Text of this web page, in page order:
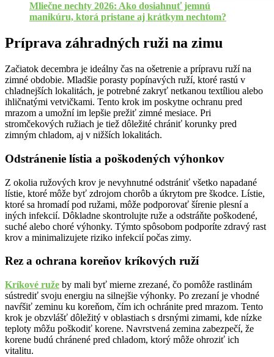
Mliečne nechty 2026: Ako dosiahnuť jemnú
manikúru, ktorá pristane aj krátkym nechtom?
Príprava záhradných ruži na zimu
Začiatok decembra je ideálny čas na ošetrenie a prípravu ruží na
zimné obdobie. Mladšie porasty popínavých ruží, ktoré rastú v
chladnejších lokalitách, je potrebné zakryť netkanou textíliou alebo
ihličnatými vetvičkami. Tento krok im poskytne ochranu pred
mrazom a umožní im lepšie prežiť zimné mesiace. Pri
stromčekových ružiach je tiež dôležité chrániť korunky pred
zimným chladom, aj v nižších lokalitách.
Odstránenie lístia a poškodených výhonkov
Z okolia ružových krov je nevyhnutné odstrániť všetko napadané
lístie, ktoré môže byť zdrojom chorôb a úkrytom pre škodce. Lístie,
ktoré sa hromadí pod ružami, môže podporovať šírenie plesní a
iných infekcií. Dôkladne skontrolujte ruže a odstráňte poškodené,
suché alebo choré výhonky. Týmto spôsobom podporíte zdravý rast
krov a minimalizujete riziko infekcií počas zimy.
Rez a ochrana koreňov kríkových ruží
Kríkové ruže by mali byť mierne zrezané, čo pomôže rastlinám
sústrediť svoju energiu na silnejšie výhonky. Po zrezaní je vhodné
navŕšiť zeminu ku koreňom, čím ich ochránite pred mrazom. Tento
krok je obzvlášť dôležitý v oblastiach s drsnými zimami, kde nízke
teploty môžu poškodiť korene. Navrstvená zemina zabezpečí, že
korene budú chránené pred chladom, ktorý môže ohroziť ich
vitalitu.